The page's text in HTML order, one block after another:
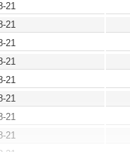
21
21
21
21
21
21
21
21